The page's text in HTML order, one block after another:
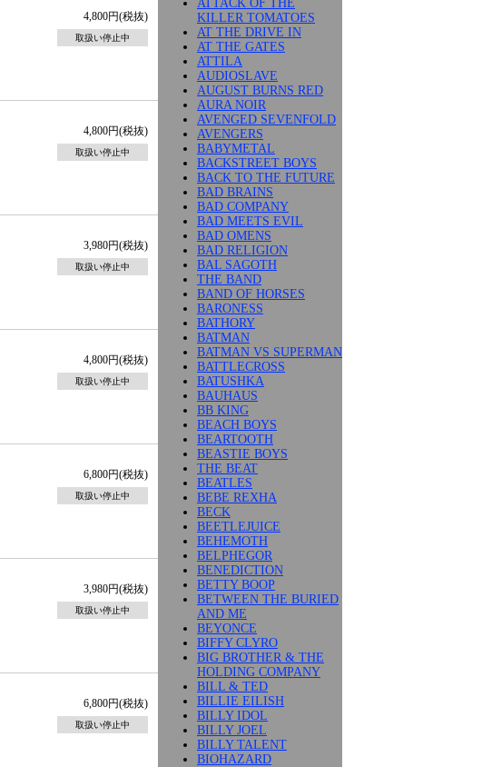
4,800円(税抜)
取扱い停止中
4,800円(税抜)
取扱い停止中
3,980円(税抜)
取扱い停止中
4,800円(税抜)
取扱い停止中
6,800円(税抜)
取扱い停止中
3,980円(税抜)
取扱い停止中
6,800円(税抜)
取扱い停止中
ATTACK OF THE
KILLER TOMATOES
AT THE DRIVE IN
AT THE GATES
ATTILA
AUDIOSLAVE
AUGUST BURNS RED
AURA NOIR
AVENGED SEVENFOLD
AVENGERS
BABYMETAL
BACKSTREET BOYS
BACK TO THE FUTURE
BAD BRAINS
BAD COMPANY
BAD MEETS EVIL
BAD OMENS
BAD RELIGION
BAL SAGOTH
THE BAND
BAND OF HORSES
BARONESS
BATHORY
BATMAN
BATMAN VS SUPERMAN
BATTLECROSS
BATUSHKA
BAUHAUS
BB KING
BEACH BOYS
BEARTOOTH
BEASTIE BOYS
THE BEAT
BEATLES
BEBE REXHA
BECK
BEETLEJUICE
BEHEMOTH
BELPHEGOR
BENEDICTION
BETTY BOOP
BETWEEN THE BURIED
AND ME
BEYONCE
BIFFY CLYRO
BIG BROTHER & THE
HOLDING COMPANY
BILL & TED
BILLIE EILISH
BILLY IDOL
BILLY JOEL
BILLY TALENT
BIOHAZARD